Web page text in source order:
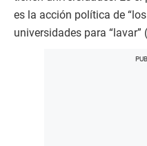
es la acción política de
universidades para “lavar”